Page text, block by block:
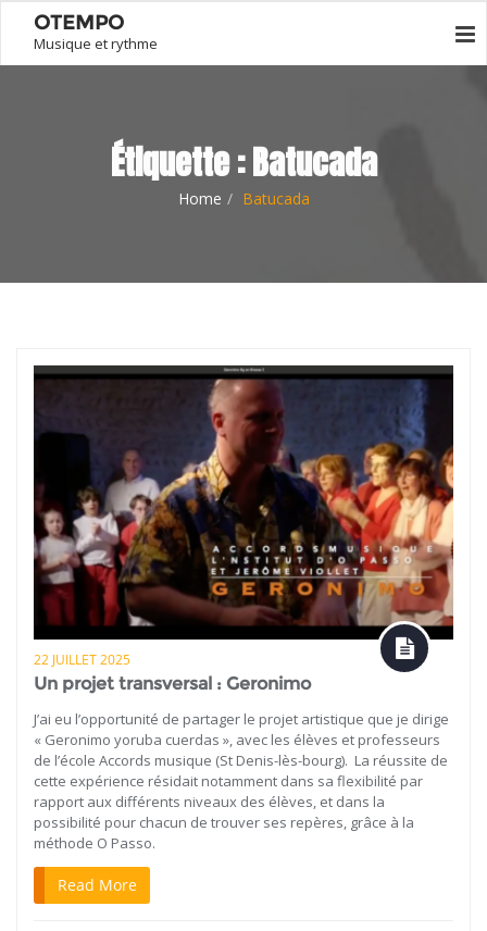
OTEMPO
Musique et rythme
Étiquette :Batucada
Home Batucada
22 JUILLET 2025
Un projet transversal : Geronimo
J’ai eu l’opportunité de partager le projet artistique que je dirige
« Geronimo yoruba cuerdas », avec les élèves et professeurs
de l’école Accords musique (St Denis-lès-bourg). La réussite de
cette expérience résidait notamment dans sa flexibilité par
rapport aux différents niveaux des élèves, et dans la
possibilité pour chacun de trouver ses repères, grâce à la
méthode O Passo.
Read More